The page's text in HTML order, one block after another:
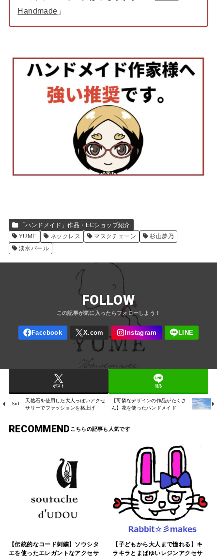
Handmade 」
「ハンドメイド」作品・ECショップ紹介
YUME
ネックレス マスクチェーン
杉山夢乃
淡水パール
FOLLOW
ポスト 送る
天然石を使用した大人っぽいアクセ
サリーでファッションを格上げ
【可憐なデザインの作品がたくさ
ん】花を使ったハンドメイド
RECOMMEND
【伝統的なコード刺繍】ソウシタ
エを使ったエレガントなアクセサ
【子どもから大人まで憧れる】キ
ラキラとまばゆいレジンアクセサ